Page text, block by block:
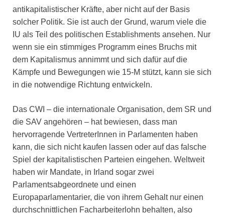
antikapitalistischer Kräfte, aber nicht auf der Basis
solcher Politik. Sie ist auch der Grund, warum viele die
IU als Teil des politischen Establishments ansehen. Nur
wenn sie ein stimmiges Programm eines Bruchs mit
dem Kapitalismus annimmt und sich dafür auf die
Kämpfe und Bewegungen wie 15-M stützt, kann sie sich
in die notwendige Richtung entwickeln.
Das CWI – die internationale Organisation, dem SR und
die SAV angehören – hat bewiesen, dass man
hervorragende VertreterInnen in Parlamenten haben
kann, die sich nicht kaufen lassen oder auf das falsche
Spiel der kapitalistischen Parteien eingehen. Weltweit
haben wir Mandate, in Irland sogar zwei
Parlamentsabgeordnete und einen
Europaparlamentarier, die von ihrem Gehalt nur einen
durchschnittlichen Facharbeiterlohn behalten, also